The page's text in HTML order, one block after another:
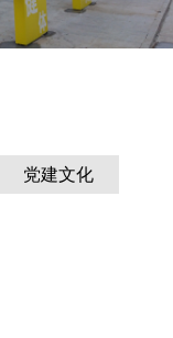
党建文化